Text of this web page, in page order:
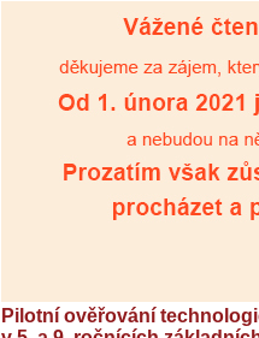
Pilotní ověřování